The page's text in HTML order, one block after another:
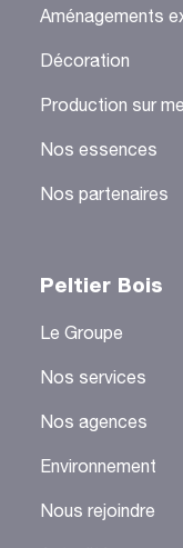
Aménagements
Décoration
Production sur
Nos essences
Nos partenaires
Peltier Bois
Le Groupe
Nos services
Nos agences
Environnement
Nous rejoindre